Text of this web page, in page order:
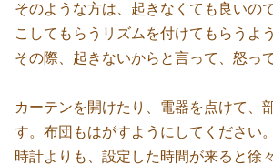
そのような方は、起きなくても良いの
こしてもらうリズムを付けてもらうよ
その際、起きないからと言って、怒っ
カーテンを開けたり、電器を点けて、
す。布団もはがすようにしてください
時計よりも、設定した時間が来ると徐